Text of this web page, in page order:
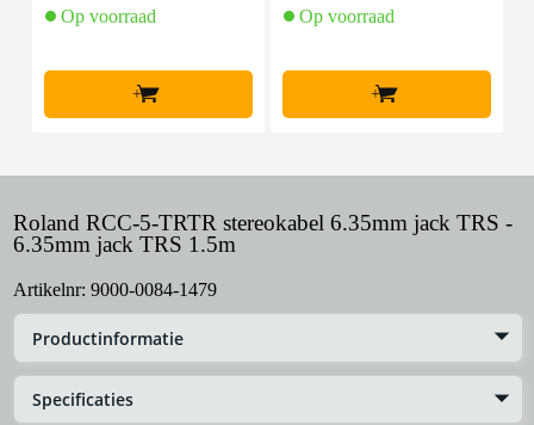
Op voorraad
+
Op voorraad
+
Roland RCC-5-TRTR stereokabel 6.35mm jack TRS -
6.35mm jack TRS 1.5m
Artikelnr: 9000-0084-1479
Productinformatie
Specificaties